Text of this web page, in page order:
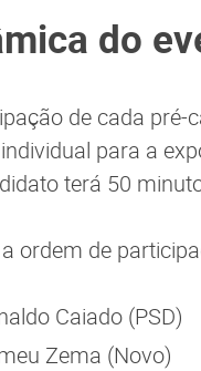
do
de cada
para a
terá 50
ordem de
Caiado (PSD)
Zema (Novo)